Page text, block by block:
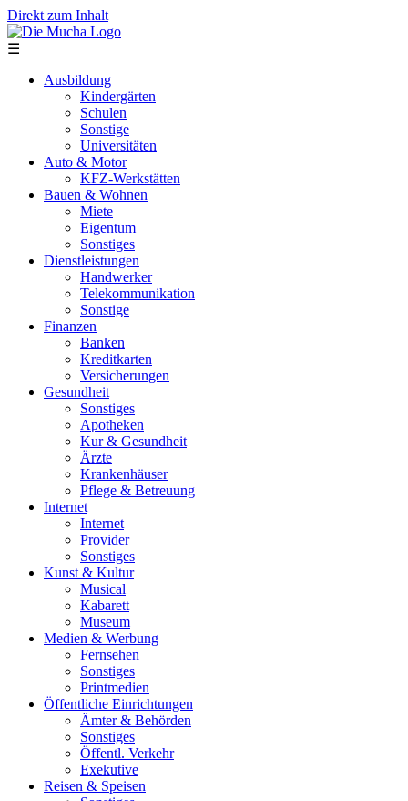
Direkt zum Inhalt
☰
Ausbildung
Kindergärten
Schulen
Sonstige
Universitäten
Auto & Motor
KFZ-Werkstätten
Bauen & Wohnen
Miete
Eigentum
Sonstiges
Dienstleistungen
Handwerker
Telekommunikation
Sonstige
Finanzen
Banken
Kreditkarten
Versicherungen
Gesundheit
Sonstiges
Apotheken
Kur & Gesundheit
Ärzte
Krankenhäuser
Pflege & Betreuung
Internet
Internet
Provider
Sonstiges
Kunst & Kultur
Musical
Kabarett
Museum
Medien & Werbung
Fernsehen
Sonstiges
Printmedien
Öffentliche Einrichtungen
Ämter & Behörden
Sonstiges
Öffentl. Verkehr
Exekutive
Reisen & Speisen